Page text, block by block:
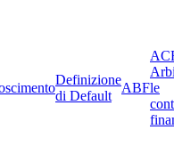
Definizione
di Default
ABFle